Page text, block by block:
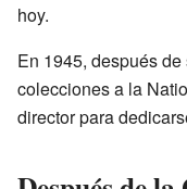
hoy.
En 1945, después
colecciones a la
director para